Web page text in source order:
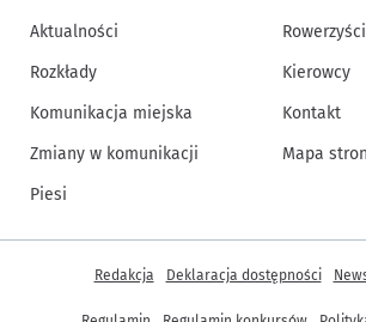
Aktualności
Rozkłady
Komunikacja miejska
Zmiany w komunikacji
Piesi
Rowerzyści
Kierowcy
Kontakt
Mapa
Inne informacje
Redakcja Deklaracja dostępności